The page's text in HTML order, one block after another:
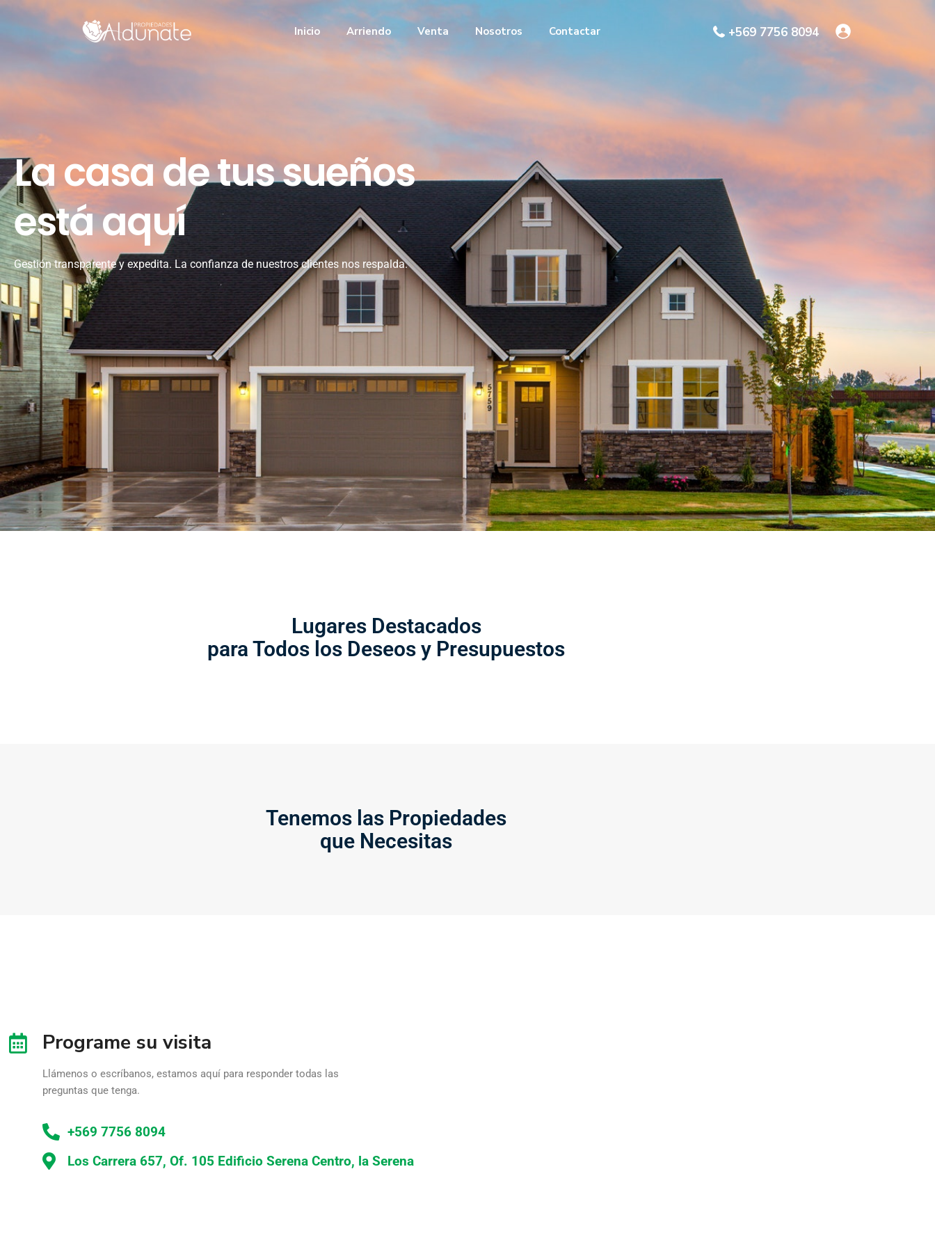
Inicio Arriendo Venta Nosotros Contactar +569 7756 8094
La casa de tus sueños
está aquí
Gestión transparente y expedita. La confianza de nuestros clientes nos respalda.
Lugares Destacados
para Todos los Deseos y Presupuestos
Tenemos las Propiedades
que Necesitas
Programe su visita
Llámenos o escríbanos, estamos aquí para responder todas las
preguntas que tenga.
+569 7756 8094
Los Carrera 657, Of. 105 Edificio Serena Centro, la Serena